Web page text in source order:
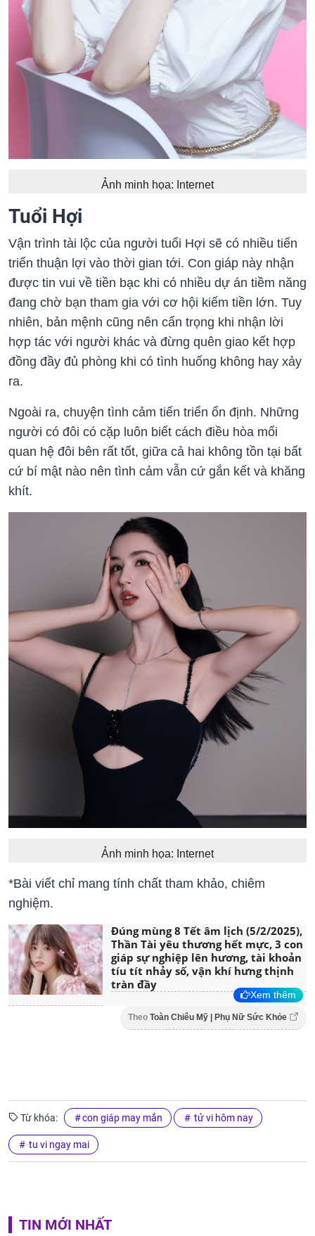
Ảnh minh họa: Internet
Tuổi Hợi
Vận trình tài lộc của người tuổi Hợi sẽ có nhiều tiến
triển thuận lợi vào thời gian tới. Con giáp này nhận
được tin vui về tiền bạc khi có nhiều dự án tiềm năng
đang chờ bạn tham gia với cơ hội kiếm tiền lớn. Tuy
nhiên, bản mệnh cũng nên cẩn trọng khi nhận lời
hợp tác với người khác và đừng quên giao kết hợp
đồng đầy đủ phòng khi có tình huống không hay xảy
ra.
Ngoài ra, chuyện tình cảm tiến triển ổn định. Những
người có đôi có cặp luôn biết cách điều hòa mối
quan hệ đôi bên rất tốt, giữa cả hai không tồn tại bất
cứ bí mật nào nên tình cảm vẫn cứ gắn kết và khăng
khít.
Ảnh minh họa: Internet
*Bài viết chỉ mang tính chất tham khảo, chiêm
nghiệm.
Đúng mùng 8 Tết âm lịch (5/2/2025),
Thần Tài yêu thương hết mực, 3 con
giáp sự nghiệp lên hương, tài khoản
tíu tít nhảy số, vận khí hưng thịnh
tràn đầy
Xem thêm
Theo Toàn Chiêu Mỹ | Phụ Nữ Sức Khỏe
Từ khóa: con giáp may mắn tử vi hôm nay
tu vi ngay mai
TIN MỚI NHẤT